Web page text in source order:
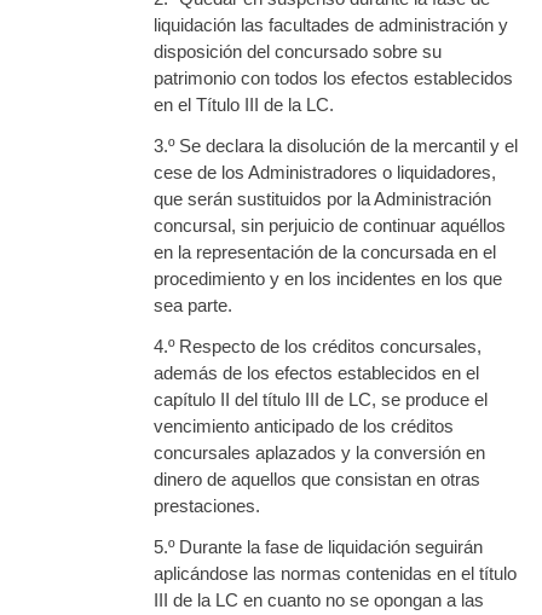
liquidación las facultades de administración y
disposición del concursado sobre su
patrimonio con todos los efectos establecidos
en el Título III de la LC.
3.º Se declara la disolución de la mercantil y el
cese de los Administradores o liquidadores,
que serán sustituidos por la Administración
concursal, sin perjuicio de continuar aquéllos
en la representación de la concursada en el
procedimiento y en los incidentes en los que
sea parte.
4.º Respecto de los créditos concursales,
además de los efectos establecidos en el
capítulo II del título III de LC, se produce el
vencimiento anticipado de los créditos
concursales aplazados y la conversión en
dinero de aquellos que consistan en otras
prestaciones.
5.º Durante la fase de liquidación seguirán
aplicándose las normas contenidas en el título
III de la LC en cuanto no se opongan a las